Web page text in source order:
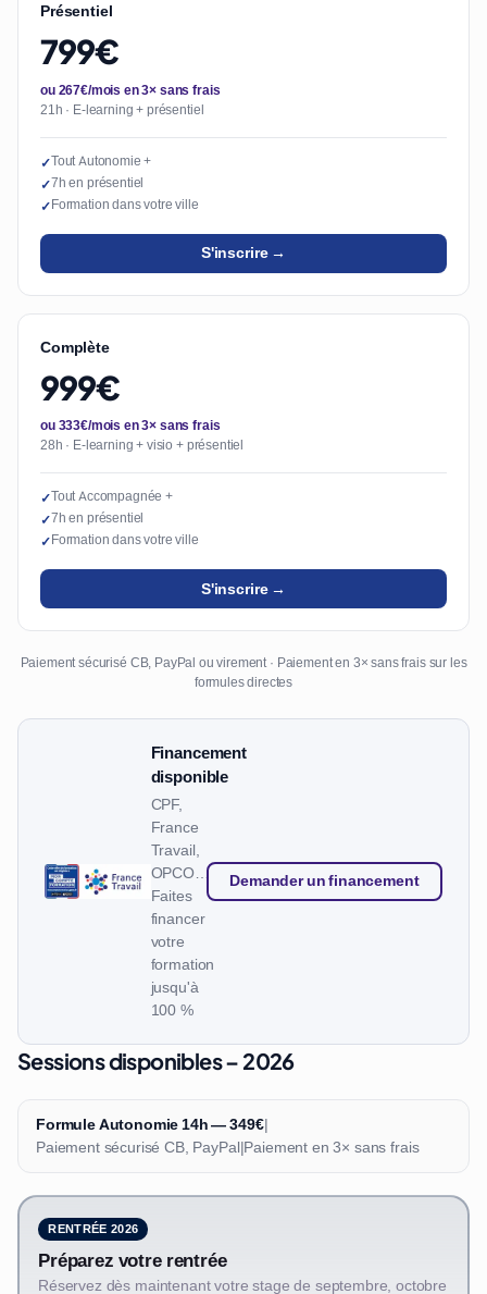
Présentiel
799€
ou 267€/mois en 3× sans frais
21h · E-learning + présentiel
✓Tout Autonomie +
✓7h en présentiel
✓Formation dans votre ville
S'inscrire →
Complète
999€
ou 333€/mois en 3× sans frais
28h · E-learning + visio + présentiel
✓Tout Accompagnée +
✓7h en présentiel
✓Formation dans votre ville
S'inscrire →
Paiement sécurisé CB, PayPal ou virement · Paiement en 3× sans frais sur les
formules directes
Financement
disponible
CPF,
France
Travail,
OPCO…
Faites
financer
votre
formation
jusqu'à
100 %
Demander un financement
Sessions disponibles – 2026
Formule Autonomie 14h — 349€|
Paiement sécurisé CB, PayPal|Paiement en 3× sans frais
RENTRÉE 2026
Préparez votre rentrée
Réservez dès maintenant votre stage de septembre, octobre